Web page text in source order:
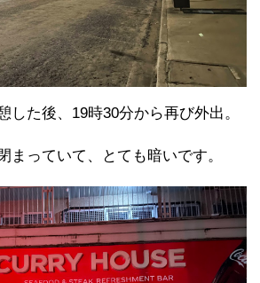
した後、19時30分から再び外出。
まっていて、とても暗いです。